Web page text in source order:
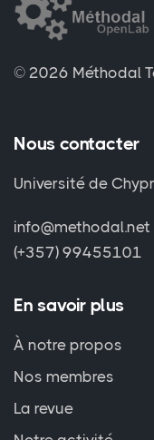
© 2026 Méthodal
Nous contacter
Université de
info@methodal.net
(+357) 99455101
En savoir plus
À notre propos
Nos membres
La revue